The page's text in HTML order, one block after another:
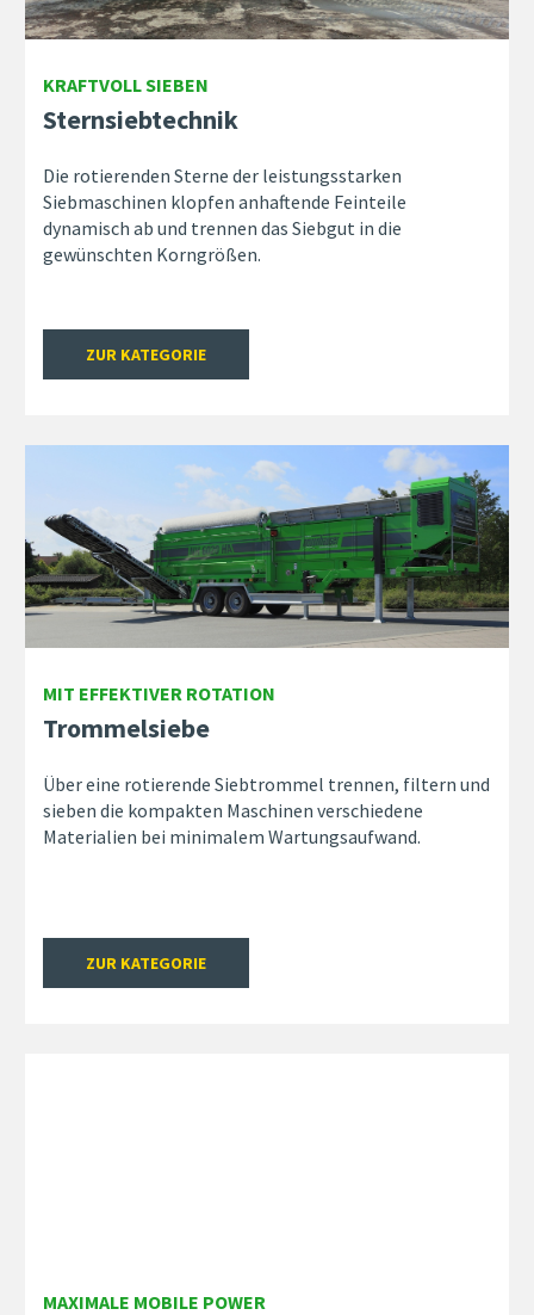
KRAFTVOLL SIEBEN
Sternsiebtechnik
Die rotierenden Sterne der leistungsstarken
Siebmaschinen klopfen anhaftende Feinteile
dynamisch ab und trennen das Siebgut in die
gewünschten Korngrößen.
ZUR KATEGORIE
MIT EFFEKTIVER ROTATION
Trommelsiebe
Über eine rotierende Siebtrommel trennen, filtern und
sieben die kompakten Maschinen verschiedene
Materialien bei minimalem Wartungsaufwand.
ZUR KATEGORIE
MAXIMALE MOBILE POWER